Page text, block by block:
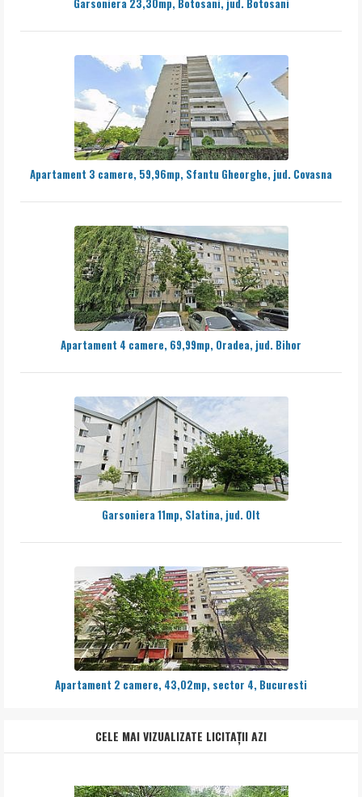
Apartament 3 camere, 59,96mp, Sfantu Gheorghe, jud. Covasna
Apartament 4 camere, 69,99mp, Oradea, jud. Bihor
Garsoniera 11mp, Slatina, jud. Olt
Apartament 2 camere, 43,02mp, sector 4, Bucuresti
CELE MAI VIZUALIZATE LICITAȚII AZI